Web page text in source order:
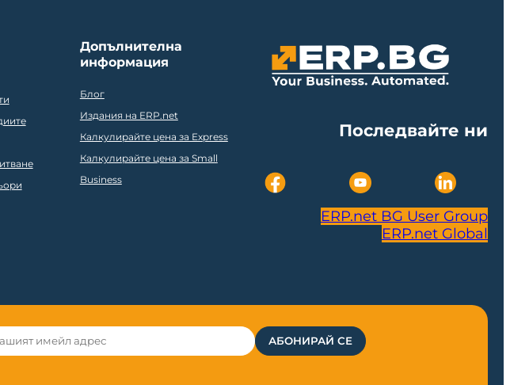
Допълнителна
информация
Блог
Издания на ERP.net
Калкулирайте цена за Express
Калкулирайте цена за Small
Business
Последвайте ни
ERP.net BG User Group
ERP.net Global